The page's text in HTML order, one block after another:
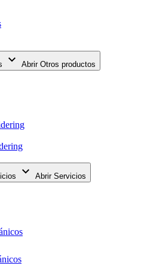
Abrir Otros productos
Abrir Servicios